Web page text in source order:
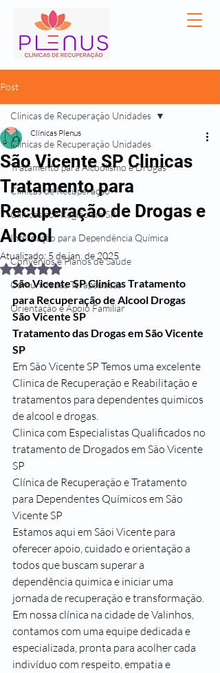
Post
Clinicas de Recuperação Unidades
Tratamento para Alcoolismo e Drogas
Clínicas de Recuperação
Clínicas por Região em SP
Internação para Dependência Química
Convênios e Planos de Saúde
Comunidades Terapêuticas
Orientação e Apoio Familiar
Clinicas de Recuperação Unidades
São Vicente SP Clinicas
Tratamento para
Recuperação de Drogas e
Alcool
Clínicas Plenus
Atualizado: 5 de jan. de 2025
Avaliado com NaN de 5 estrelas.
São Vicente SP Clinicas Tratamento
para Recuperação de Alcool Drogas
São Vicente SP
Tratamento das Drogas em São Vicente
SP
Em São Vicente SP Temos uma excelente
Clinica de Recuperação e Reabilitação e
tratamentos para dependentes quimicos
de alcool e drogas.
Clinica com Especialistas Qualificados no
tratamento de Drogados em São Vicente
SP
Clínica de Recuperação e Tratamento
para Dependentes Químicos em São
Vicente SP
Estamos aqui em Sãoi Vicente para
oferecer apoio, cuidado e orientação a
todos que buscam superar a
dependência quimica e iniciar uma
jornada de recuperação e transformação.
Em nossa clínica na cidade de Valinhos,
contamos com uma equipe dedicada e
especializada, pronta para acolher cada
indivíduo com respeito, empatia e